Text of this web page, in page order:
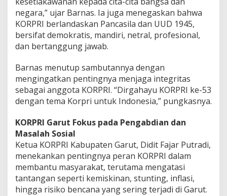
negara,” ujar Barnas. Ia juga menegaskan bahwa
KORPRI berlandaskan Pancasila dan UUD 1945,
bersifat demokratis, mandiri, netral, profesional,
dan bertanggung jawab.
Barnas menutup sambutannya dengan
mengingatkan pentingnya menjaga integritas
sebagai anggota KORPRI. “Dirgahayu KORPRI ke-53
dengan tema Korpri untuk Indonesia,” pungkasnya.
KORPRI Garut Fokus pada Pengabdian dan
Masalah Sosial
Ketua KORPRI Kabupaten Garut, Didit Fajar Putradi,
menekankan pentingnya peran KORPRI dalam
membantu masyarakat, terutama mengatasi
tantangan seperti kemiskinan, stunting, inflasi,
hingga risiko bencana yang sering terjadi di Garut.